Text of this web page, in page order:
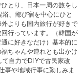
とり、日本一周の旅をし
、鄙び宿を中心にひと
よりも国内旅行が好きで
行っています。（韓国が
に好きなだけ）基本的に
ちゃんや連れとも出かけ
て自力でDIYで古民家改
事や地域行事に勤しみま